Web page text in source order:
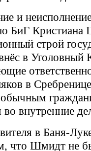
и
БиГ
строй
в Уголовный
в
обычным
во внутренние
в Баня-
что Шмидт не